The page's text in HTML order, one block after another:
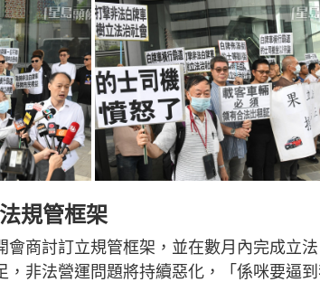
規管框架
商討訂立規管框架，並在數月內完成立
非法營運問題將持續惡化，「係咪要逼